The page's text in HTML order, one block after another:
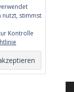
nutzt, stimmst
Kontrolle